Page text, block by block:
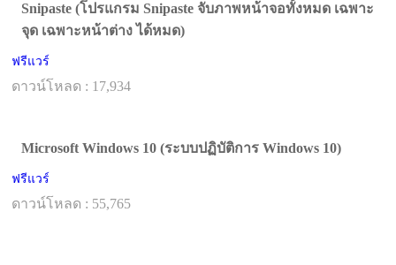
Snipaste (โปรแกรม Snipaste จับภาพหน้าจอทั้งหมด เฉพาะ
จุด เฉพาะหน้าต่าง ได้หมด)
ฟรีแวร์
ดาวน์โหลด : 17,934
Microsoft Windows 10 (ระบบปฏิบัติการ Windows 10)
ฟรีแวร์
ดาวน์โหลด : 55,765